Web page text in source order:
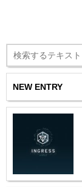
NEW ENTRY